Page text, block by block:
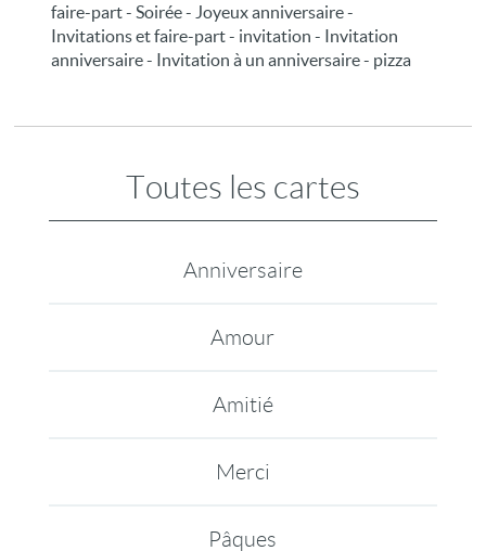
faire-part - Soirée - Joyeux anniversaire -
Invitations et faire-part - invitation - Invitation
anniversaire - Invitation à un anniversaire - pizza
Toutes les cartes
Anniversaire
Amour
Amitié
Merci
Pâques